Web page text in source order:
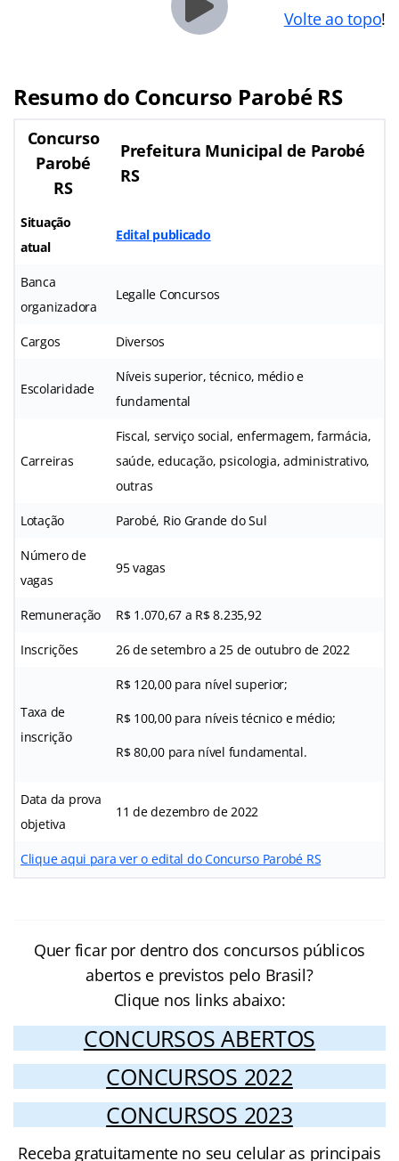
Volte ao topo!
Resumo do Concurso Parobé RS
Concurso
Parobé
RS
Prefeitura Municipal de Parobé
RS
Situação
atual
Edital publicado
Banca
organizadora
Legalle Concursos
Cargos Diversos
Escolaridade
Níveis superior, técnico, médio e
fundamental
Carreiras
Fiscal, serviço social, enfermagem, farmácia,
saúde, educação, psicologia, administrativo,
outras
Lotação Parobé, Rio Grande do Sul
Número de
vagas
95 vagas
Remuneração R$ 1.070,67 a R$ 8.235,92
Inscrições 26 de setembro a 25 de outubro de 2022
Taxa de
inscrição
R$ 120,00 para nível superior;
R$ 100,00 para níveis técnico e médio;
R$ 80,00 para nível fundamental.
Data da prova
objetiva
11 de dezembro de 2022
Clique aqui para ver o edital do Concurso Parobé RS
Quer ficar por dentro dos concursos públicos
abertos e previstos pelo Brasil?
Clique nos links abaixo:
CONCURSOS ABERTOS
CONCURSOS 2022
CONCURSOS 2023
Receba gratuitamente no seu celular as principais